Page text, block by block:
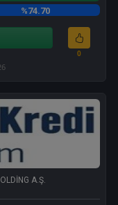
%74.70
0
A.Ş.